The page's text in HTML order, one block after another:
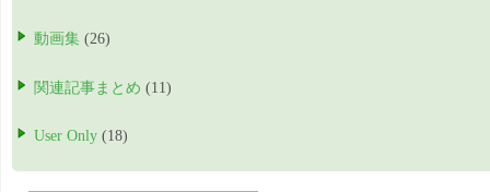
動画集 (26)
関連記事まとめ (11)
User Only (18)